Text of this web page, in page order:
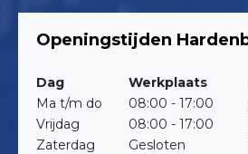
Openingstijden
Dag Werkplaats
Ma t/m do
08:00 - 17:00
Vrijdag
08:00 - 17:00
Zaterdag
Gesloten